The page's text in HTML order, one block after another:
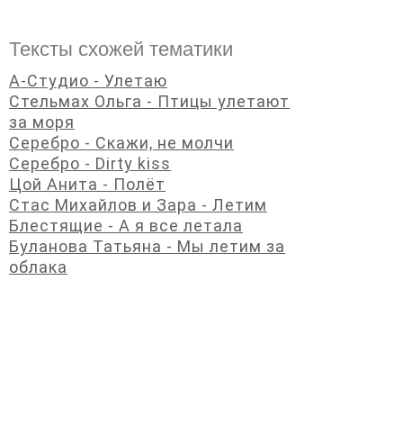
Тексты схожей тематики
А-Студио - Улетаю
Стельмах Ольга - Птицы улетают
за моря
Серебро - Скажи, не молчи
Серебро - Dirty kiss
Цой Анита - Полёт
Стас Михайлов и Зара - Летим
Блестящие - А я все летала
Буланова Татьяна - Мы летим за
облака